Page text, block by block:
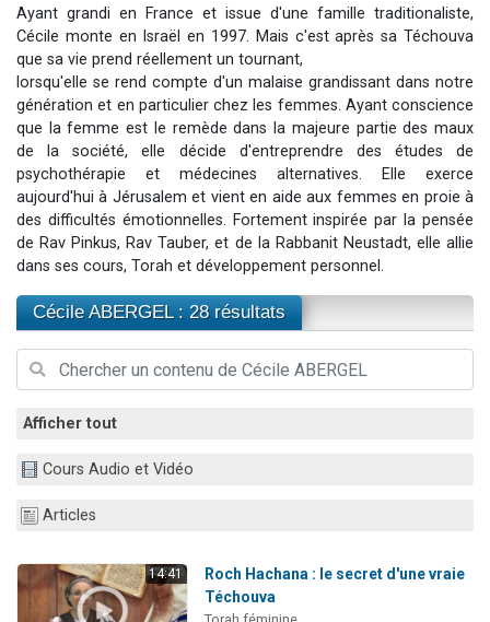
2 personnes viennent de nous rejoindre sur WhatsApp
Eli vient de donner son Maasser
Lisbel Esther vient de donner son Maasser
3 personnes viennent de faire un don pour Événements Torah-Box
3 personnes viennent de nous rejoindre sur WhatsApp
Il reste 49 places pour étudier en groupe sur Zoom
2 personnes viennent de nous rejoindre sur WhatsApp
Ayant grandi en France et issue d'une famille traditionaliste,
Cécile monte en Israël en 1997. Mais c'est après sa Téchouva
que sa vie prend réellement un tournant,
lorsqu'elle se rend compte d'un malaise grandissant dans notre
génération et en particulier chez les femmes. Ayant conscience
que la femme est le remède dans la majeure partie des maux
de la société, elle décide d'entreprendre des études de
psychothérapie et médecines alternatives. Elle exerce
aujourd'hui à Jérusalem et vient en aide aux femmes en proie à
des difficultés émotionnelles. Fortement inspirée par la pensée
de Rav Pinkus, Rav Tauber, et de la Rabbanit Neustadt, elle allie
dans ses cours, Torah et développement personnel.
Cécile ABERGEL : 28 résultats
Afficher tout
Cours Audio et Vidéo
Articles
14:41
Roch Hachana : le secret d'une vraie
Téchouva